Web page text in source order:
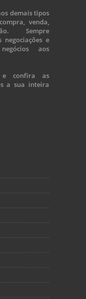
demais tipos
venda,
Sempre
negociações e
aos
e confira as
a sua inteira